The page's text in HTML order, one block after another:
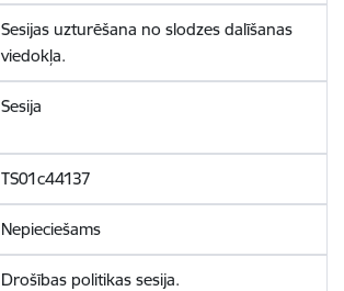
Sesijas uzturēšana no slodzes dalīšanas
viedokļa.
Sesija
TS01c44137
Nepieciešams
Drošības politikas sesija.